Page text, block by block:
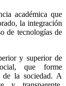
académica que
la integración
de tecnologías de
y superior de
que forme
de la sociedad. A